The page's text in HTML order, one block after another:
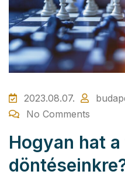
2023.08.07.
No Comments
Hogyan hat